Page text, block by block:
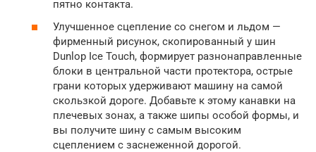
пятно контакта.
Улучшенное сцепление со снегом и льдом —
фирменный рисунок, скопированный у шин
Dunlop Ice Touch, формирует разнонаправленные
блоки в центральной части протектора, острые
грани которых удерживают машину на самой
скользкой дороге. Добавьте к этому канавки на
плечевых зонах, а также шипы особой формы, и
вы получите шину с самым высоким
сцеплением с заснеженной дорогой.